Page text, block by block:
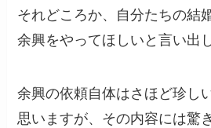
それどころか、自分たちの結
余興をやってほしいと言い出
余興の依頼自体はさほど珍し
思いますが、その内容には驚